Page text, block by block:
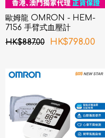
歐姆龍 OMRON - HEM-
7156 手臂式血壓計
HK$887.00
HK$798.00